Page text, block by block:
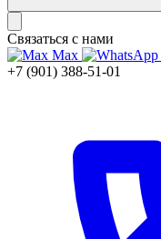
Связаться с нами
Max
+7 (901) 388-51-01